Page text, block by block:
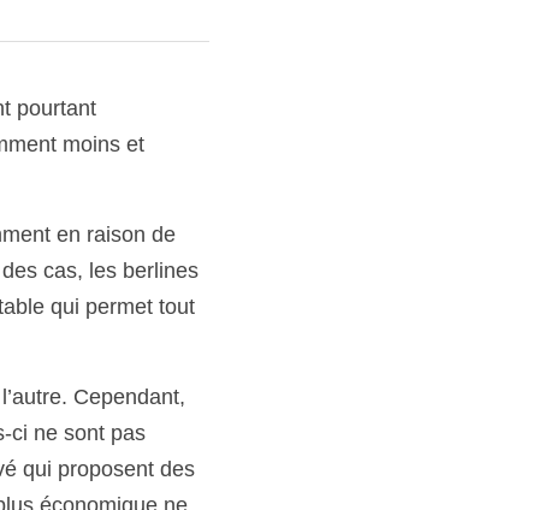
pourtant
moins et
en raison de
cas, les berlines
qui permet tout
Cependant,
ci ne sont pas
qui proposent des
économique ne